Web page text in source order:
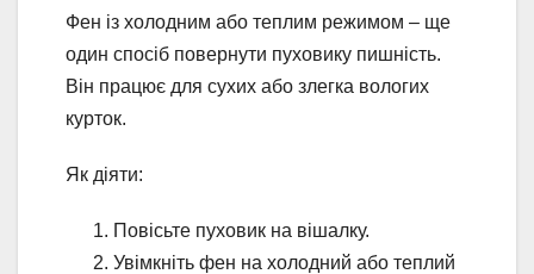
Фен із холодним або теплим режимом – ще
один спосіб повернути пуховику пишність.
Він працює для сухих або злегка вологих
курток.
Як діяти:
Повісьте пуховик на вішалку.
Увімкніть фен на холодний або теплий